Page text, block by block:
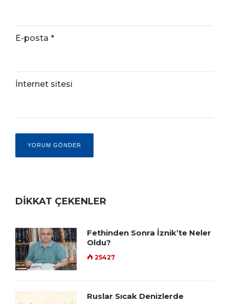
E-posta *
İnternet sitesi
DİKKAT ÇEKENLER
Fethinden Sonra İznik’te Neler
Oldu?
25427
Ruslar Sıcak Denizlerde